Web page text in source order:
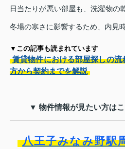
日当たりが悪い部屋も、洗濯物の
冬場の寒さに影響するため、内見
▼この記事も読まれています
賃貸物件における部屋探しの
方から契約までを解説
▼ 物件情報が見たい方は
八王子みなみ野駅